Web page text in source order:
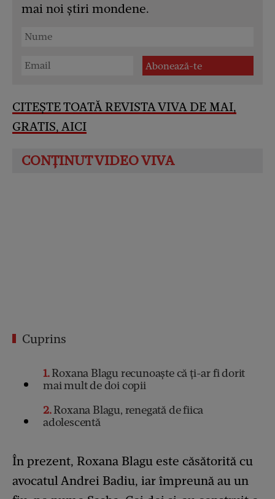
mai noi știri mondene.
CITEȘTE TOATĂ REVISTA VIVA DE MAI,
GRATIS, AICI
Cuprins
1Roxana Blagu recunoaște că ți-ar fi dorit
mai mult de doi copii
2Roxana Blagu, renegată de fiica
adolescentă
În prezent, Roxana Blagu este căsătorită cu
avocatul Andrei Badiu, iar împreună au un